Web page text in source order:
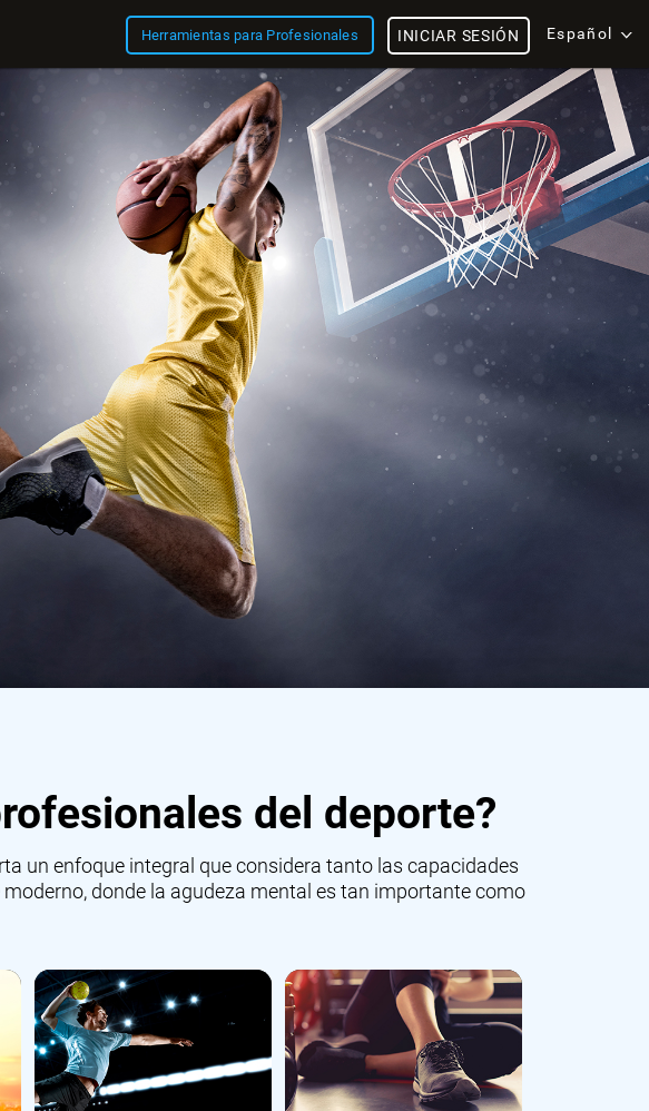
Herramientas para Profesionales Español
INICIAR SESIÓN
del deporte?
un enfoque integral que considera tanto las capacidades
donde la agudeza mental es tan importante como